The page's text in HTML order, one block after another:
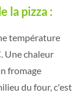
la pizza :
température
Une chaleur
fromage
du four, c'est